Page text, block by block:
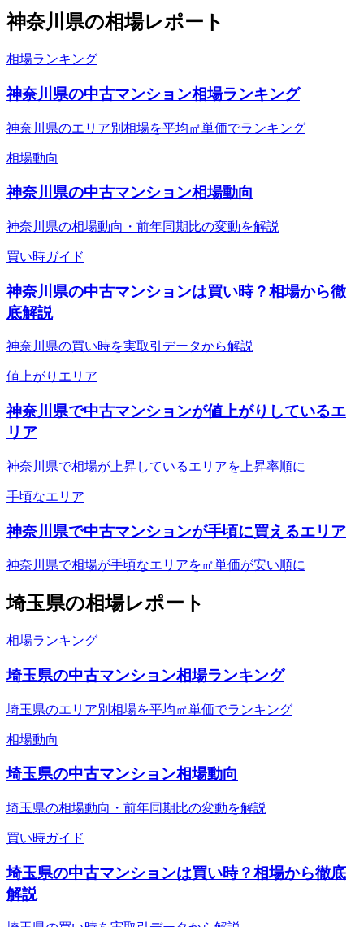
神奈川県の相場レポート
相場ランキング
神奈川県の中古マンション相場ランキング
神奈川県のエリア別相場を平均㎡単価でランキング
相場動向
神奈川県の中古マンション相場動向
神奈川県の相場動向・前年同期比の変動を解説
買い時ガイド
神奈川県の中古マンションは買い時？相場から徹
底解説
神奈川県の買い時を実取引データから解説
値上がりエリア
神奈川県で中古マンションが値上がりしているエ
リア
神奈川県で相場が上昇しているエリアを上昇率順に
手頃なエリア
神奈川県で中古マンションが手頃に買えるエリア
神奈川県で相場が手頃なエリアを㎡単価が安い順に
埼玉県の相場レポート
相場ランキング
埼玉県の中古マンション相場ランキング
埼玉県のエリア別相場を平均㎡単価でランキング
相場動向
埼玉県の中古マンション相場動向
埼玉県の相場動向・前年同期比の変動を解説
買い時ガイド
埼玉県の中古マンションは買い時？相場から徹底
解説